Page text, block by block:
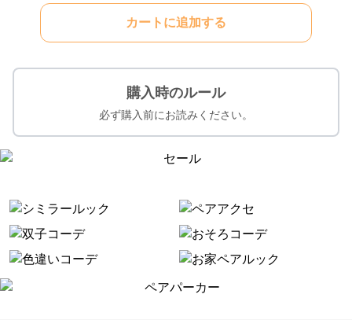
カートに追加する
購入時のルール
必ず購入前にお読みください。